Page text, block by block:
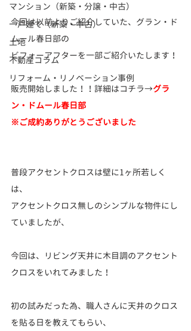
マンション（新築・分譲・中古）
一戸建て（新築・中古）
土地
不動産コラム
リフォーム・リノベーション事例
今回は以前よりご紹介していた、グラン・ド
ムール春日部の
ビフォーアフターを一部ご紹介いたします！
販売開始しました！！詳細はコチラ→グラ
ン・ドムール春日部
※ご成約ありがとうございました
普段アクセントクロスは壁に1ヶ所若しく
は、
アクセントクロス無しのシンプルな物件にし
ていましたが、
今回は、リビング天井に木目調のアクセント
クロスをいれてみました！
初の試みだった為、職人さんに天井のクロス
を貼る日を教えてもらい、